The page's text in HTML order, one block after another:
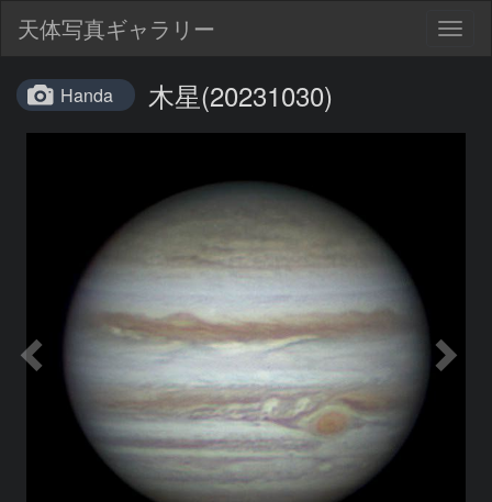
天体写真ギャラリー
Handa 木星(20231030)